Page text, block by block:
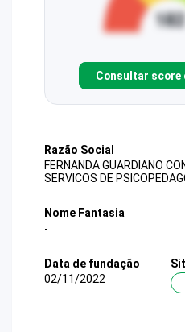
Consultar score
Razão Social
FERNANDA GUARDIANO
SERVICOS DE
Nome Fantasia
-
Data de fundação
02/11/2022